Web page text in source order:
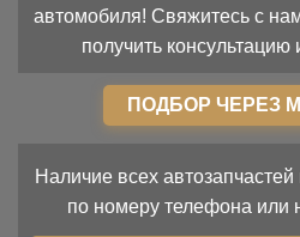
автомобиля! Свяжитесь с
получить консультацию
ПОДБОР ЧЕРЕЗ
Наличие всех
по номеру телефона